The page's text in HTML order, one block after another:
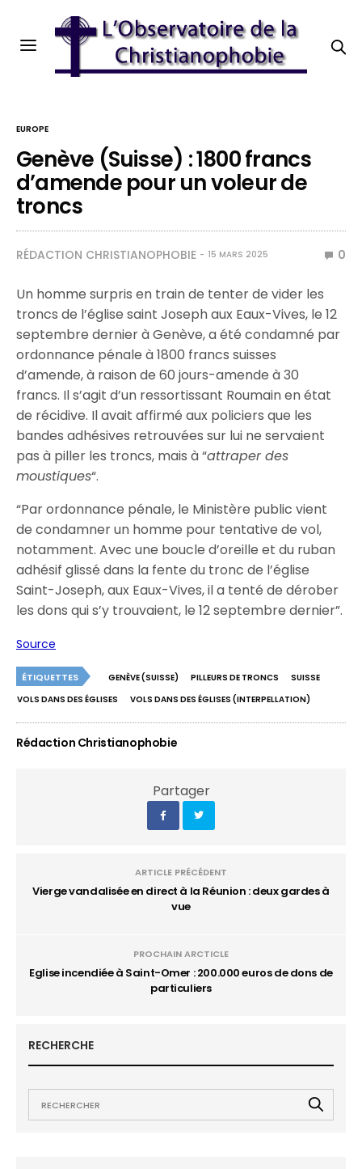
EUROPE
Genève (Suisse) : 1800 francs
d’amende pour un voleur de
troncs
RÉDACTION CHRISTIANOPHOBIE 15 MARS 2025 0
Un homme surpris en train de tenter de vider les
troncs de l’église saint Joseph aux Eaux-Vives, le 12
septembre dernier à Genève, a été condamné par
ordonnance pénale à 1800 francs suisses
d’amende, à raison de 60 jours-amende à 30
francs. Il s’agit d’un ressortissant Roumain en état
de récidive. Il avait affirmé aux policiers que les
bandes adhésives retrouvées sur lui ne servaient
pas à piller les troncs, mais à “attraper des
moustiques“.
“Par ordonnance pénale, le Ministère public vient
de condamner un homme pour tentative de vol,
notamment. Avec une boucle d’oreille et du ruban
adhésif glissé dans la fente du tronc de l’église
Saint-Joseph, aux Eaux-Vives, il a tenté de dérober
les dons qui s’y trouvaient, le 12 septembre dernier”.
Source
ÉTIQUETTES GENÈVE (SUISSE) PILLEURS DE TRONCS
SUISSE
VOLS DANS DES ÉGLISES
VOLS DANS DES ÉGLISES (INTERPELLATION)
Rédaction Christianophobie
Partager
ARTICLE PRÉCÉDENT
Vierge vandalisée en direct à la Réunion : deux gardes à
vue
PROCHAIN ARCTICLE
Eglise incendiée à Saint-Omer : 200.000 euros de dons de
particuliers
RECHERCHE